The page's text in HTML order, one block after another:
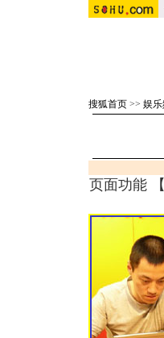
搜狐首页 >> 娱乐
页面功能 【